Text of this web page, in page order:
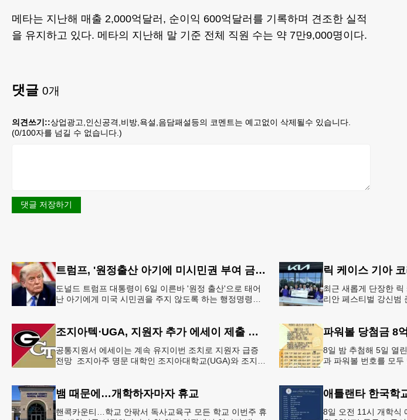
메타는 지난해 매출 2,000억달러, 순이익 600억달러를 기록하며 견조한 실적
을 유지하고 있다. 메타의 지난해 말 기준 전체 직원 수는 약 7만9,000명이다.
댓글 0개
의견쓰기::상업광고,인신공격,비방,욕설,음담패설등의 코멘트는 예고없이 삭제될수 있습니다.
(0/100자를 넘길 수 없습니다.)
댓글 저장하기
트럼프, '원정출산 아기에 미시민권 부여 금지' 행정명령 서명
도널드 트럼프 대통령이 6일 이른바 '원정 출산'으로 태어
난 아기에게 미국 시민권을 주지 않도록 하는 행정명령에
최근 새롭게 단장한
리안 페스티벌 강신범
조지아텍⋅UGA, 지원자 추가 에세이 제출 폐지
공통지원서 에세이는 계속 유지이번 조치로 지원자 급증
전망 조지아주 명문 대학인 조지아대학교(UGA)와 조지아
파워볼 당첨금 8
8일 밤 추첨해 5일 열
과 파워볼 번호를 모두
뱀 때문에…개학하자마자 휴교
핸콕카운티…학교 안팎서 독사교육구 모든 학교 이번주 휴
애틀랜타 한국학
8일 오전 11시 개학식